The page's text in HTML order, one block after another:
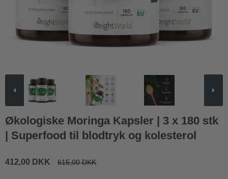
Økologiske Moringa Kapsler | 3 x 180 stk
| Superfood til blodtryk og kolesterol
412,00 DKK 615,00 DKK